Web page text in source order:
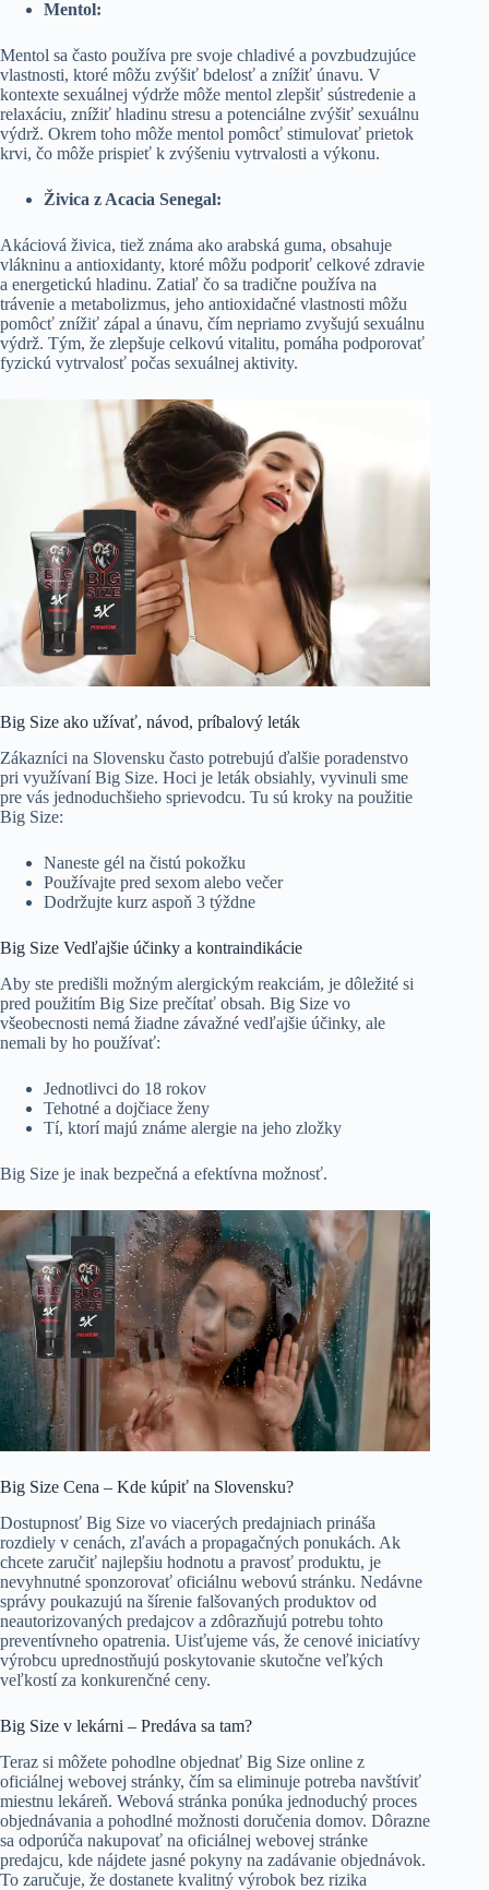
Mentol:
Mentol sa často používa pre svoje chladivé a povzbudzujúce
vlastnosti, ktoré môžu zvýšiť bdelosť a znížiť únavu. V
kontexte sexuálnej výdrže môže mentol zlepšiť sústredenie a
relaxáciu, znížiť hladinu stresu a potenciálne zvýšiť sexuálnu
výdrž. Okrem toho môže mentol pomôcť stimulovať prietok
krvi, čo môže prispieť k zvýšeniu vytrvalosti a výkonu.
Živica z Acacia Senegal:
Akáciová živica, tiež známa ako arabská guma, obsahuje
vlákninu a antioxidanty, ktoré môžu podporiť celkové zdravie
a energetickú hladinu. Zatiaľ čo sa tradične používa na
trávenie a metabolizmus, jeho antioxidačné vlastnosti môžu
pomôcť znížiť zápal a únavu, čím nepriamo zvyšujú sexuálnu
výdrž. Tým, že zlepšuje celkovú vitalitu, pomáha podporovať
fyzickú vytrvalosť počas sexuálnej aktivity.
Big Size ako užívať, návod, príbalový leták
Zákazníci na Slovensku často potrebujú ďalšie poradenstvo
pri využívaní Big Size. Hoci je leták obsiahly, vyvinuli sme
pre vás jednoduchšieho sprievodcu. Tu sú kroky na použitie
Big Size:
Naneste gél na čistú pokožku
Používajte pred sexom alebo večer
Dodržujte kurz aspoň 3 týždne
Big Size Vedľajšie účinky a kontraindikácie
Aby ste predišli možným alergickým reakciám, je dôležité si
pred použitím Big Size prečítať obsah. Big Size vo
všeobecnosti nemá žiadne závažné vedľajšie účinky, ale
nemali by ho používať:
Jednotlivci do 18 rokov
Tehotné a dojčiace ženy
Tí, ktorí majú známe alergie na jeho zložky
Big Size je inak bezpečná a efektívna možnosť.
Big Size Cena – Kde kúpiť na Slovensku?
Dostupnosť Big Size vo viacerých predajniach prináša
rozdiely v cenách, zľavách a propagačných ponukách. Ak
chcete zaručiť najlepšiu hodnotu a pravosť produktu, je
nevyhnutné sponzorovať oficiálnu webovú stránku. Nedávne
správy poukazujú na šírenie falšovaných produktov od
neautorizovaných predajcov a zdôrazňujú potrebu tohto
preventívneho opatrenia. Uisťujeme vás, že cenové iniciatívy
výrobcu uprednostňujú poskytovanie skutočne veľkých
veľkostí za konkurenčné ceny.
Big Size v lekárni – Predáva sa tam?
Teraz si môžete pohodlne objednať Big Size online z
oficiálnej webovej stránky, čím sa eliminuje potreba navštíviť
miestnu lekáreň. Webová stránka ponúka jednoduchý proces
objednávania a pohodlné možnosti doručenia domov. Dôrazne
sa odporúča nakupovať na oficiálnej webovej stránke
predajcu, kde nájdete jasné pokyny na zadávanie objednávok.
To zaručuje, že dostanete kvalitný výrobok bez rizika